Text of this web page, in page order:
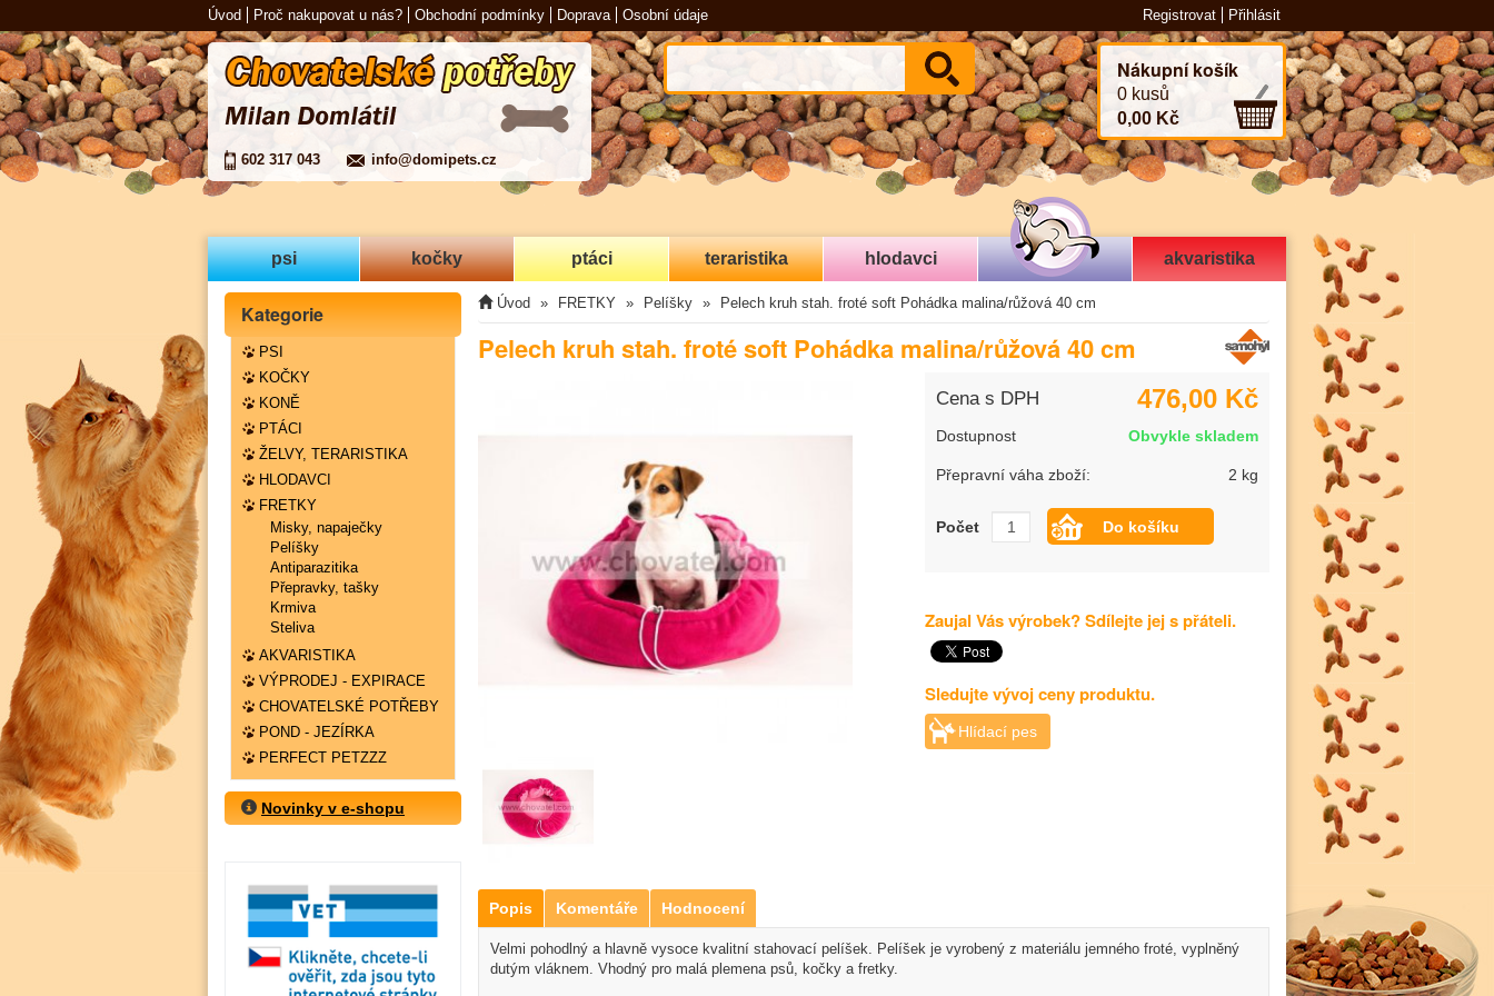
Registrovat Přihlásit
Úvod Proč nakupovat u nás? Obchodní podmínky Doprava Osobní údaje
602 317 043 info@domipets.cz
Nákupní košík
0 kusů
0,00 Kč
psi kočky ptáci teraristika hlodavci akvaristika
Kategorie
PSI
KOČKY
KONĚ
PTÁCI
ŽELVY, TERARISTIKA
HLODAVCI
FRETKY
Misky, napaječky
Pelíšky
Antiparazitika
Přepravky, tašky
Krmiva
Steliva
AKVARISTIKA
VÝPRODEJ - EXPIRACE
CHOVATELSKÉ POTŘEBY
POND - JEZÍRKA
PERFECT PETZZZ
Novinky v e-shopu
Úvod FRETKY Pelíšky Pelech kruh stah. froté soft Pohádka malina/růžová 40 cm
Pelech kruh stah. froté soft Pohádka malina/růžová 40 cm
Cena s DPH 476,00 Kč
Dostupnost Obvykle skladem
Přepravní váha zboží: 2 kg
Počet
Zaujal Vás výrobek? Sdílejte jej s přáteli.
Sledujte vývoj ceny produktu.
Hlídací pes
Popis Komentáře Hodnocení
Velmi pohodlný a hlavně vysoce kvalitní stahovací pelíšek. Pelíšek je vyrobený z materiálu jemného froté, vyplněný
dutým vláknem. Vhodný pro malá plemena psů, kočky a fretky.